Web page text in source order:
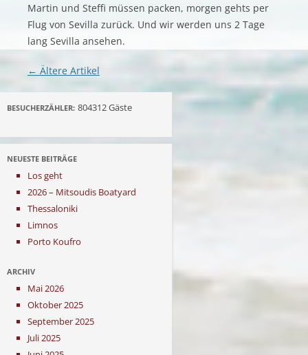
Martin und Steffi müssen packen, morgen gehts per
Flug von Sevilla zurück. Und wir werden uns 2 Tage
lang Sevilla ansehen.
Artikel-Navigation
← Ältere Artikel
BESUCHERZÄHLER: 804312Gäste
NEUESTE BEITRÄGE
Los geht
2026 – Mitsoudis Boatyard
Thessaloniki
Limnos
Porto Koufro
ARCHIV
Mai 2026
Oktober 2025
September 2025
Juli 2025